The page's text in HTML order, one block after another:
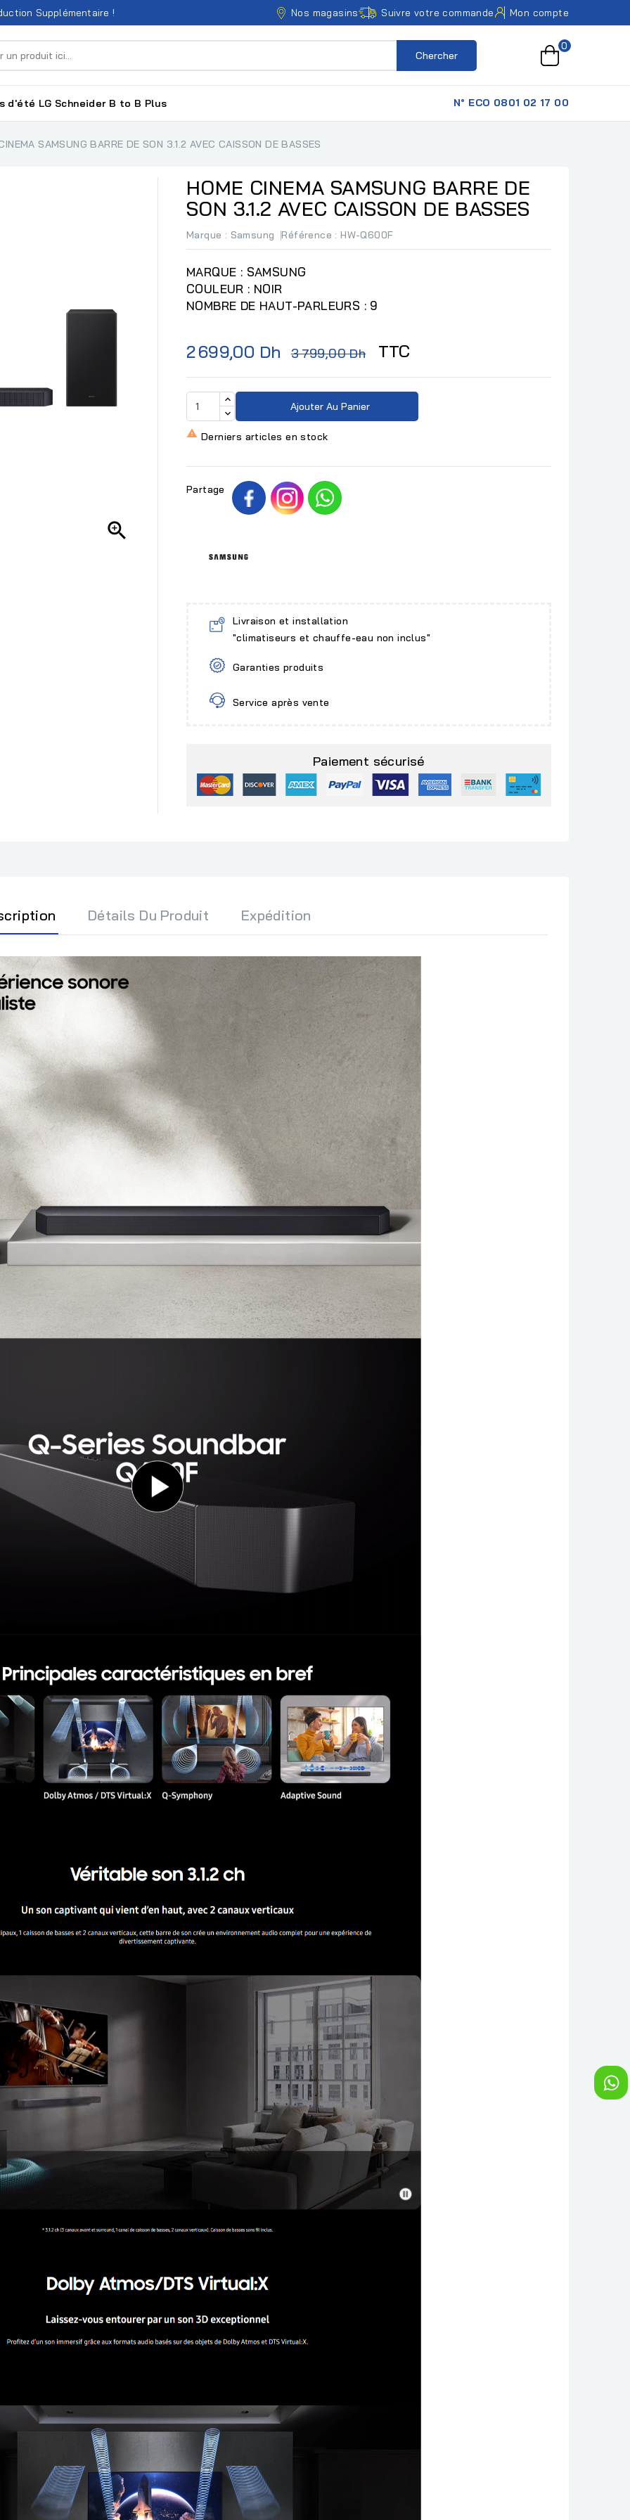
Supplémentaire ! Nos magasins Suivre votre commande Mon compte
Chercher
0
d'été LG Schneider B to B Plus N° ECO 0801 02 17 00
SAMSUNG BARRE DE SON 3.1.2 AVEC CAISSON DE BASSES

HOME CINEMA SAMSUNG BARRE DE
SON 3.1.2 AVEC CAISSON DE BASSES
Marque : Samsung Référence : HW-Q600F
MARQUE : SAMSUNG
COULEUR : NOIR
NOMBRE DE HAUT-PARLEURS : 9
2 699,00 Dh 3 799,00 Dh TTC
Ajouter Au Panier
 Derniers articles en stock
Partage
Livraison et installation
"climatiseurs et chauffe-eau non inclus"
Garanties produits
Service après vente
Paiement sécurisé
Détails Du Produit Expédition